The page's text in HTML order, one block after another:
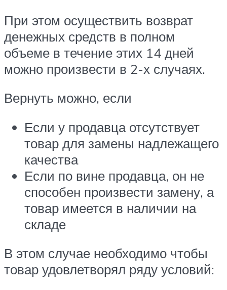
При этом осуществить возврат
денежных средств в полном
объеме в течение этих 14 дней
можно произвести в 2-х случаях.
Вернуть можно, если
Если у продавца отсутствует
товар для замены надлежащего
качества
Если по вине продавца, он не
способен произвести замену, а
товар имеется в наличии на
складе
В этом случае необходимо чтобы
товар удовлетворял ряду условий: